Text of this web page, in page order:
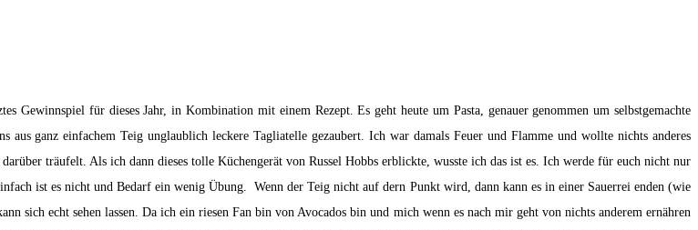
Gewinnspiel für dieses Jahr, in Kombination mit einem Rezept. Es geht heute um Pasta, genauer genommen um selbstgemachte
ganz einfachem Teig unglaublich leckere Tagliatelle gezaubert. Ich war damals Feuer und Flamme und wollte nichts anderes
träufelt. Als ich dann dieses tolle Küchengerät von Russel Hobbs erblickte, wusste ich das ist es. Ich werde für euch nicht nur
ist es nicht und Bedarf ein wenig Übung. Wenn der Teig nicht auf dern Punkt wird, dann kann es in einer Sauerrei enden (wie
sich echt sehen lassen. Da ich ein riesen Fan bin von Avocados bin und mich wenn es nach mir geht von nichts anderem ernähren